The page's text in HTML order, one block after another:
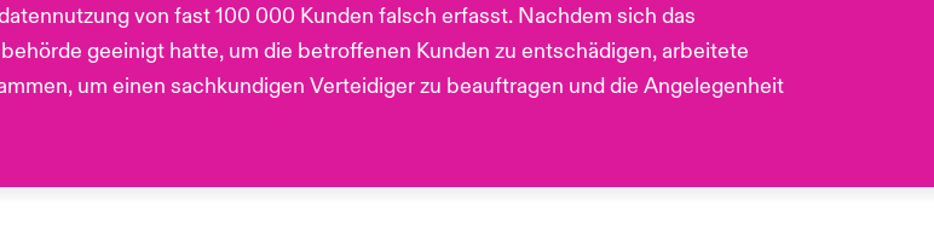
von fast 100 000 Kunden falsch erfasst. Nachdem sich das
geeinigt hatte, um die betroffenen Kunden zu entschädigen, arbeitete
um einen sachkundigen Verteidiger zu beauftragen und die Angelegenheit